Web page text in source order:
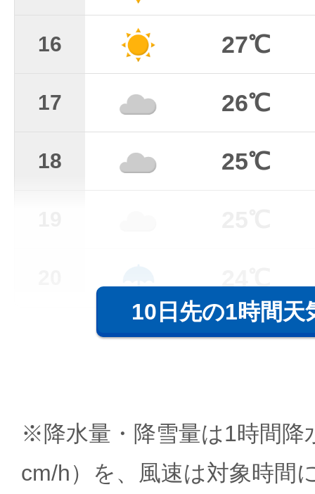
16 27℃
17 26℃
18 25℃
10日先の1時間天
※降水量・降雪量は1時間降
cm/h）を、風速は対象時間